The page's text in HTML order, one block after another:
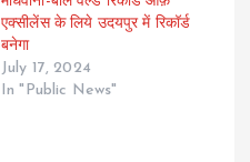
एक्सीलेंस के लिये उदयपुर में रिकॉर्ड
बनेगा
July 17, 2024
In "Public News"